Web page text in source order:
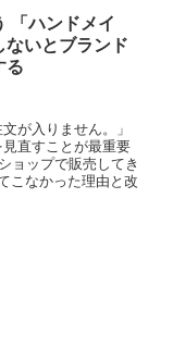
「ハンドメイ
ないとブランド
る
が入りません。」
直すことが最重要
ョップで販売してき
こなかった理由と改